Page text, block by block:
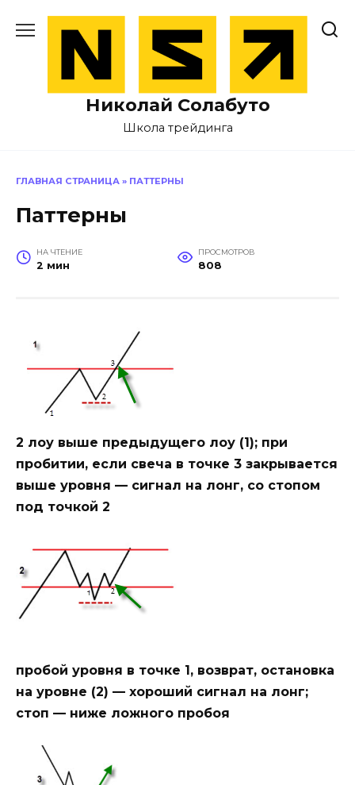
содержанию
Николай Солабуто
Школа трейдинга
ГЛАВНАЯ СТРАНИЦА » ПАТТЕРНЫ
Паттерны
НА ЧТЕНИЕ
2 мин
ПРОСМОТРОВ
808
2 лоу выше предыдущего лоу (1); при
пробитии, если свеча в точке 3 закрывается
выше уровня — сигнал на лонг, со стопом
под точкой 2
пробой уровня в точке 1, возврат, остановка
на уровне (2) — хороший сигнал на лонг;
стоп — ниже ложного пробоя